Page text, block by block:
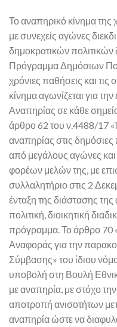
Το αναπηρικό κίνημα της
με συνεχείς αγώνες
δημοκρατικών
Πρόγραμμα Δημόσιων
χρόνιες παθήσεις και τις
κίνημα αγωνίζεται για
Αναπηρίας σε κάθε
άρθρο 62 του ν.4488/17
αναπηρίας στις δημόσιες
από μεγάλους αγώνες
φορέων μελών της, με
συλλαλητήριο στις 2
ένταξη της διάστασης
πολιτική, διοικητική
πρόγραμμα. Το άρθρο 70
Αναφοράς για την
Σύμβασης» του ίδιου
υποβολή στη Βουλή
με αναπηρία, με στόχο
αποτροπή ανισοτήτων
αναπηρία ώστε να